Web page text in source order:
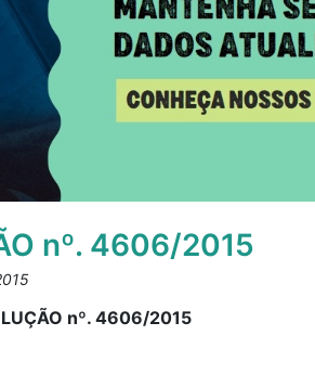
nº. 4606/2015
nº. 4606/2015